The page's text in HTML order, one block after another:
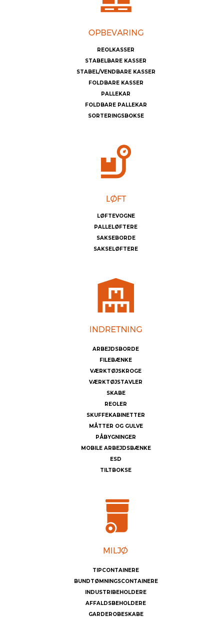
REOLKASSER
STABELBARE KASSER
STABEL/VENDBARE KASSER
FOLDBARE KASSER
PALLEKAR
FOLDBARE PALLEKAR
SORTERINGSBOKSE
LØFTEVOGNE
PALLELØFTERE
SAKSEBORDE
SAKSELØFTERE
ARBEJDSBORDE
FILEBÆNKE
VÆRKTØJSKROGE
VÆRKTØJSTAVLER
SKABE
REOLER
SKUFFEKABINETTER
MÅTTER OG GULVE
PÅBYGNINGER
MOBILE ARBEJDSBÆNKE
ESD
TILTBOKSE
TIPCONTAINERE
BUNDTØMNINGSCONTAINERE
INDUSTRIBEHOLDERE
AFFALDSBEHOLDERE
GARDEROBESKABE